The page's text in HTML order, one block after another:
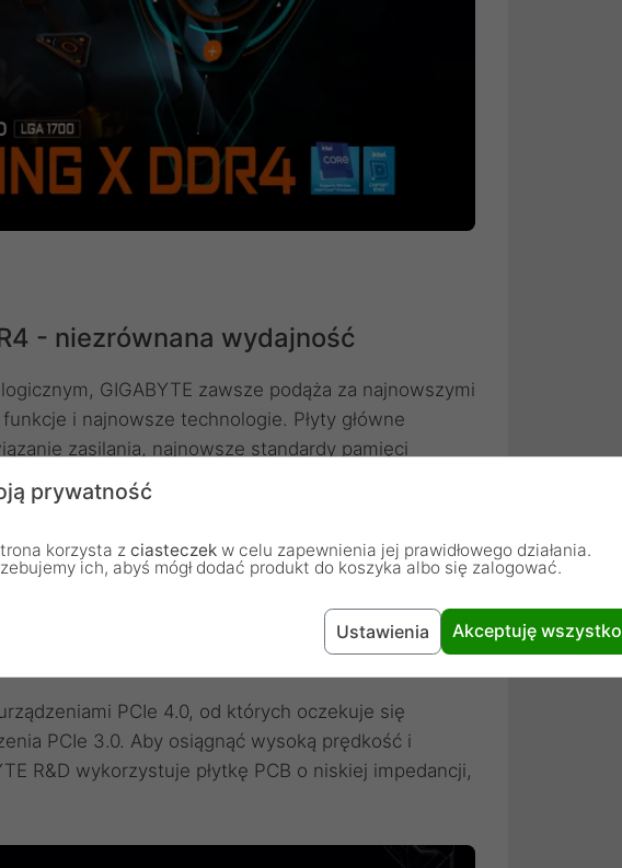
- niezrównana wydajność
GIGABYTE zawsze podąża za najnowszymi
i najnowsze technologie. Płyty główne
zasilania, najnowsze standardy pamięci
wydajność w grach. Aby zapewnić
Intel nowej generacji, płyty główne z serii
konstrukcję sekcji zasilania procesora, jaką
jakości.
PCIe 4.0, od których oczekuje się
PCIe 3.0. Aby osiągnąć wysoką prędkość i
R&D wykorzystuje płytkę PCB o niskiej impedancji,
prywatność
korzysta z ciasteczek w celu zapewnienia jej prawidłowego działania.
ich, abyś mógł dodać produkt do koszyka albo się zalogować.
Ustawienia Akceptuję wszystko